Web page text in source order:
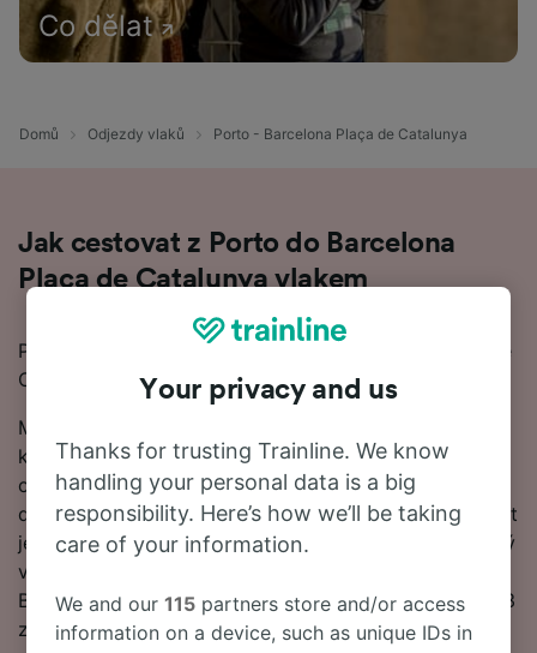
Co dělat
Domů Odjezdy vlaků Porto - Barcelona Plaça de Catalunya
Jak cestovat z Porto do Barcelona
Plaça de Catalunya vlakem
Pokud chcete cestovat z Porto do Barcelona Plaça de
Catalunya vlakem, jste na správném místě.
Mezi Porto a Barcelona Plaça de Catalunya jezdí
kolem 3 vlaků denně denně a cesta dlouhá 901 km
obvykle trvá 17 h 23 m. Ale pokud se do cíle chcete
dostat co nejdříve, na nejrychlejších linkách může trvat
jen 12 h 29 m. Ačkoli na této lince nejezdí žádný přímý
vlak, stále můžete z Porto snadno cestovat do
Barcelona Plaça de Catalunya, jen vás po cestě čeká 3
změny.
Your privacy and us
Thanks for trusting Trainline. We know
handling your personal data is a big
responsibility. Here’s how we’ll be taking
care of your information.
We and our115 partners store and/or access
information on a device, such as unique IDs in